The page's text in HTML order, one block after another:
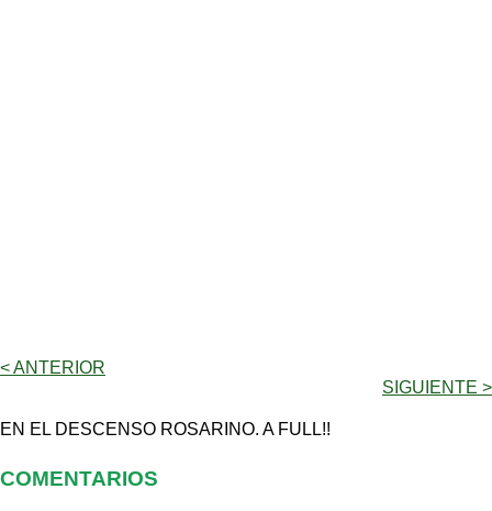
< ANTERIOR
SIGUIENTE >
EN EL DESCENSO ROSARINO. A FULL!!
COMENTARIOS